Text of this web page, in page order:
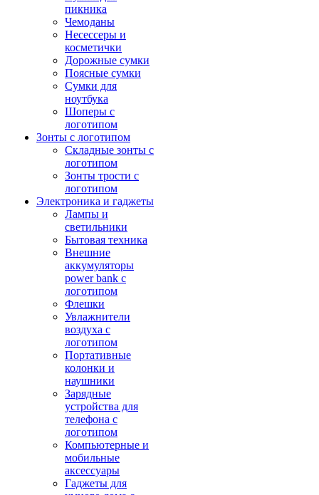
пикника
Чемоданы
Несессеры и
косметички
Дорожные сумки
Поясные сумки
Сумки для
ноутбука
Шоперы с
логотипом
Зонты с логотипом
Складные зонты с
логотипом
Зонты трости с
логотипом
Электроника и гаджеты
Лампы и
светильники
Бытовая техника
Внешние
аккумуляторы
power bank с
логотипом
Флешки
Увлажнители
воздуха с
логотипом
Портативные
колонки и
наушники
Зарядные
устройства для
телефона с
логотипом
Компьютерные и
мобильные
аксессуары
Гаджеты для